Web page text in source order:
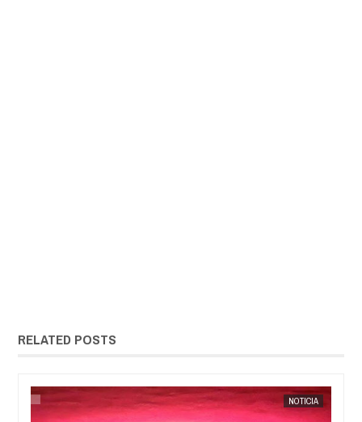
RELATED POSTS
NOV 26,
NOTICIA
EXTRANOTIX MISTERIO